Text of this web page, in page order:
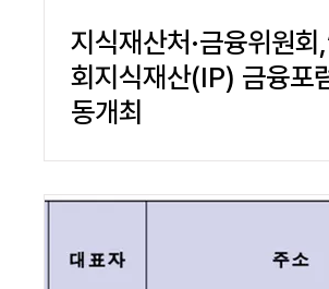
지식재산처·금융위원회
회지식재산(IP) 금융포
동개최